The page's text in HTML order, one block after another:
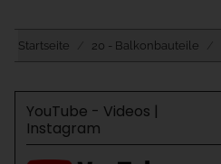
Startseite 20 - Balkonbauteile
YouTube - Videos |
Instagram